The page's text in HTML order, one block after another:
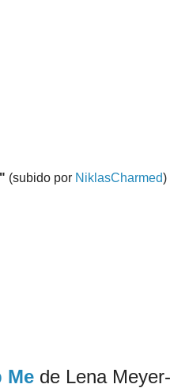
(subido por NiklasCharmed)
Me de Lena Meyer-